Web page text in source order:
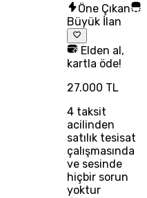
Öne Çıkan
Büyük İlan
Elden al,
kartla öde!
27.000 TL
4taksit
acilinden
satılık tesisat
çalışmasında
ve sesinde
hiçbir sorun
yoktur